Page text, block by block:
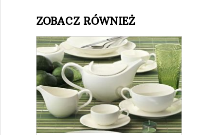
ZOBACZ RÓWNIEŻ